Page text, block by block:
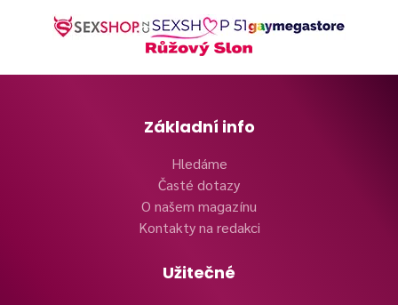
Základní info
Hledáme
Časté dotazy
O našem magazínu
Kontakty na redakci
Užitečné